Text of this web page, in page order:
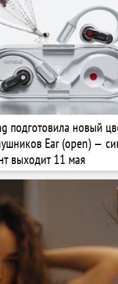
подготовила новый
Ear (open) —
выходит 11 мая